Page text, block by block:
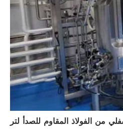
من الفولاذ المقاوم للصدأ لتر